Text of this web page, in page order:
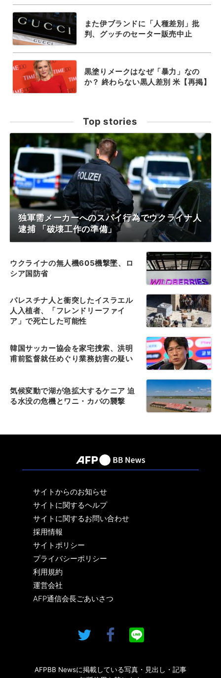
また伊ブランドに「人種差別」批
判、グッチのセーター販売中止
黒塗りメークはなぜ「暴力」なの
か？ 終わらない黒人差別 米【再掲】
Top stories
独軍需メーカーへのスパイ行為でウクライナ人
逮捕 「破壊工作の準備」
ウクライナの無人機605機撃墜、ロ
シア国防省
パレスチナ人と衝突したイスラエル
人入植者、「フレンドリーファイ
ア」で死亡した可能性
韓国サッカー協会を家宅捜索、洪明
甫前監督就任めぐり業務妨害の疑い
気候変動で湖が急拡大するケニア 迫
る水没の危機とワニ・カバの襲撃
サイトからのお知らせ
サイトに関するヘルプ
サイトに関するお問い合わせ
採用情報
サイトポリシー
プライバシーポリシー
利用規約
運営会社
AFP通信会長ごあいさつ
AFPBB Newsに掲載している写真・見出し・記事